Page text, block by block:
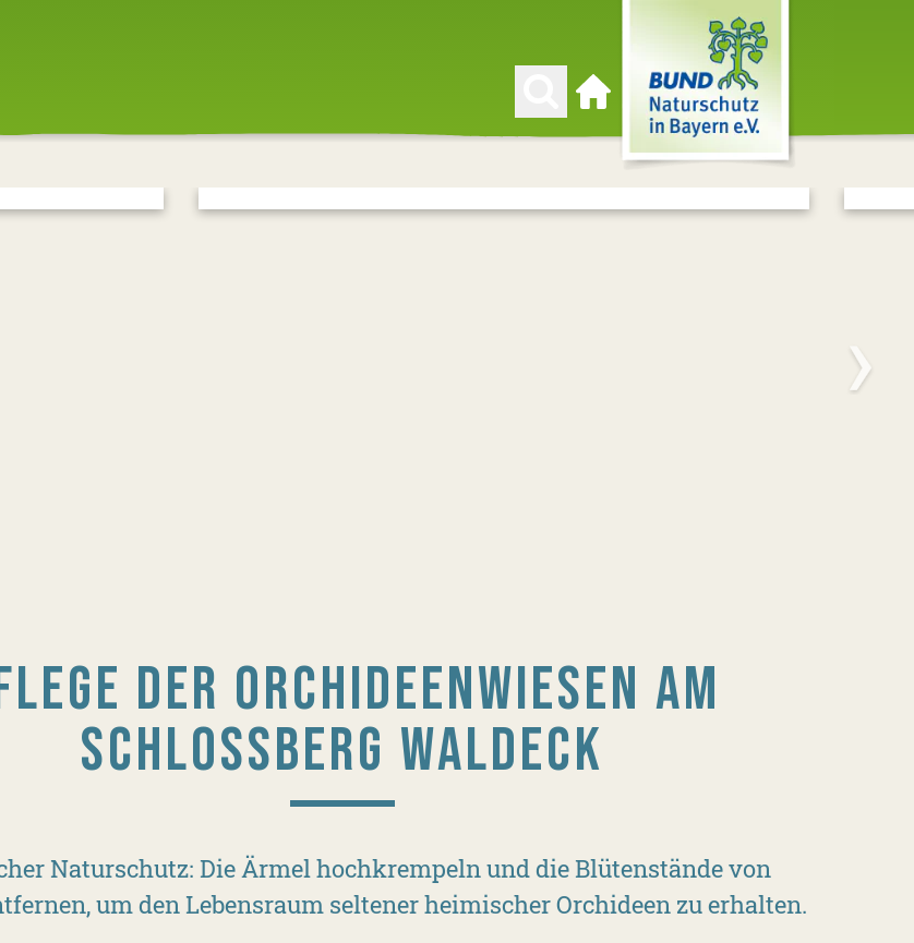
Zur Startseite
DER ORCHIDEENWIESEN AM
SCHLOSSBERG WALDECK
Naturschutz: Die Ärmel hochkrempeln und die Blütenstände von
um den Lebensraum seltener heimischer Orchideen zu erhalten.